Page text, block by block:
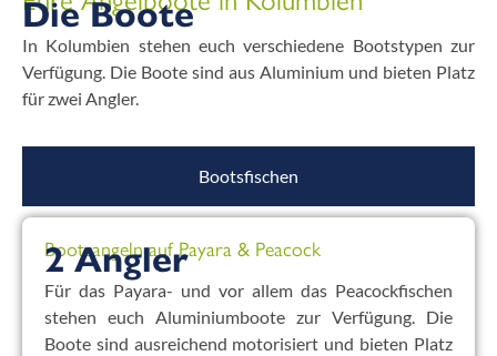
Die Boote
In Kolumbien stehen euch verschiedene Bootstypen zur
Verfügung. Die Boote sind aus Aluminium und bieten Platz
für zwei Angler.
Bootsfischen
Bootsangeln auf Payara & Peacock
2 Angler
Für das Payara- und vor allem das Peacockfischen
stehen euch Aluminiumboote zur Verfügung. Die
Boote sind ausreichend motorisiert und bieten Platz